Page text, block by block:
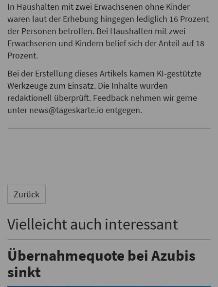
In Haushalten mit zwei Erwachsenen ohne Kinder
waren laut der Erhebung hingegen lediglich 16 Prozent
der Personen betroffen. Bei Haushalten mit zwei
Erwachsenen und Kindern belief sich der Anteil auf 18
Prozent.
Bei der Erstellung dieses Artikels kamen KI-gestützte
Werkzeuge zum Einsatz. Die Inhalte wurden
redaktionell überprüft. Feedback nehmen wir gerne
unter news@tageskarte.io entgegen.
Zurück
Vielleicht auch interessant
Übernahmequote bei Azubis
sinkt